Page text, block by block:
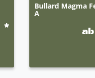
*
Bullard Magma
A
ab